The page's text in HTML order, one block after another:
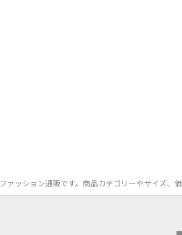
ッション通販です。商品カテゴリーやサイズ